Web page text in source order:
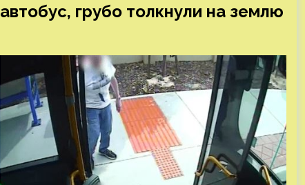
автобус, грубо толкнули на землю